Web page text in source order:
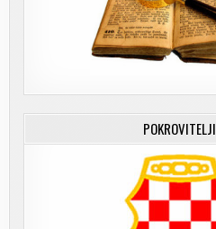
POKROVITELJI